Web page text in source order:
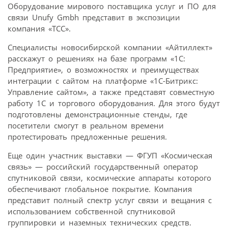
Оборудование мирового поставщика услуг и ПО для
связи Unufy Gmbh представит в экспозиции
компания «ТСС».
Специалисты новосибирской компании «Айтиллект»
расскажут о решениях на базе программ «1С:
Предприятие», о возможностях и преимуществах
интеграции с сайтом на платформе «1С-Битрикс:
Управление сайтом», а также представят совместную
работу 1С и торгового оборудования. Для этого будут
подготовлены демонстрационные стенды, где
посетители смогут в реальном времени
протестировать предложенные решения.
Еще один участник выставки — ФГУП «Космическая
связь» — российский государственный оператор
спутниковой связи, космические аппараты которого
обеспечивают глобальное покрытие. Компания
представит полный спектр услуг связи и вещания с
использованием собственной спутниковой
группировки и наземных технических средств.